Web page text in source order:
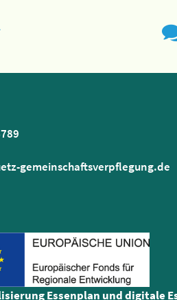
gemeinschaftsverpflegung.de
Essenplan und digitale